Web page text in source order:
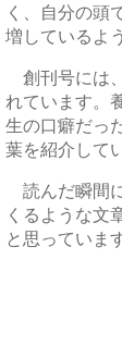
く、自分の頭
増しているよ
創刊号には
れています。
生の口癖だっ
葉を紹介して
読んだ瞬間
くるような文
と思っていま